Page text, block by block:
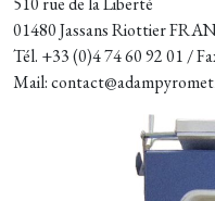
01480 Jassans Riottier
Tél. +33 (0)4 74 60 92 01 /
Mail: